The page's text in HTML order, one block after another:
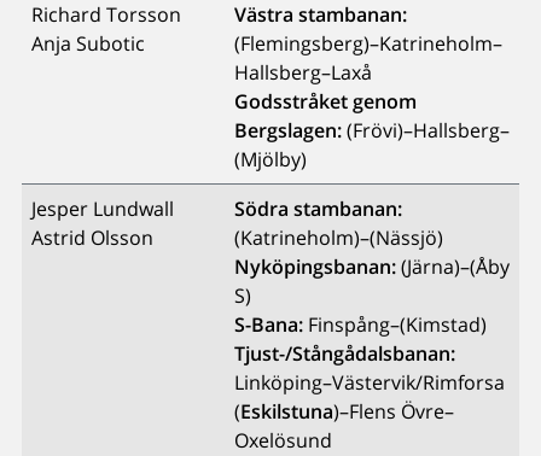
Richard Torsson
Anja Subotic
Västra stambanan:
(Flemingsberg)–Katrineholm–
Hallsberg–Laxå
Godsstråket genom
Bergslagen:(Frövi)–Hallsberg–
(Mjölby)
Jesper Lundwall
Astrid Olsson
Södra stambanan:
(Katrineholm)–(Nässjö)
Nyköpingsbanan:(Järna)–(Åby
S)
S-Bana:Finspång–(Kimstad)
Tjust-/Stångådalsbanan:
Linköping–Västervik/Rimforsa
(Eskilstuna)–Flens Övre–
Oxelösund